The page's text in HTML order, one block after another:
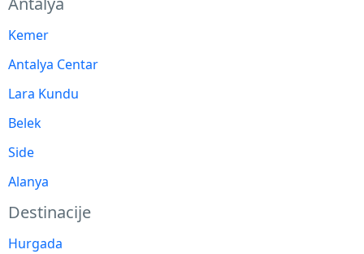
Kemer
Antalya Centar
Lara Kundu
Belek
Side
Alanya
Destinacije
Hurgada